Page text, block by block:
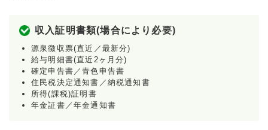
収入証明書類(場合により必要)
源泉徴収票(直近／最新分)
給与明細書(直近2ヶ月分)
確定申告書／青色申告書
住民税決定通知書／納税通知書
所得(課税)証明書
年金証書／年金通知書